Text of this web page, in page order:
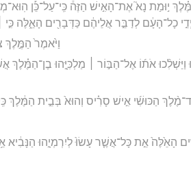
י֣וּמַת נָא֮ אֶת־הָאִ֣ישׁ הַזֶּה֒ כִּֽי־עַל־כֵּ֡ן
כָל־הָעָ֔ם לְדַבֵּ֣ר אֲלֵיהֶ֔ם כַּדְּבָרִ֖ים הָאֵ֑לֶּה כִּ֣י
וַיֹּ֙אמֶר֙ הַמֶּ֣לֶךְ
וַיַּשְׁלִ֨כוּ אֹת֜וֹ אֶל־הַבּ֣וֹר ׀ מַלְכִּיָּ֣הוּ
הַכּוּשִׁ֜י אִ֣ישׁ סָרִ֗יס וְהוּא֙ בְּבֵ֣ית הַמֶּ֔לֶךְ
הָאֵ֙לֶּה֙ אֵ֣ת כָּל־אֲשֶׁ֤ר עָשׂוּ֙ לְיִרְמְיָ֣הוּ הַנָּבִ֔יא